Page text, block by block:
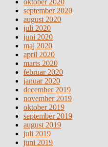
september 2020
august 2020
juli 2020
juni 2020
maj 2020
april 2020
marts 2020
februar 2020
januar 2020
december 2019
november 2019
oktober 2019
september 2019
august 2019
juli 2019
juni 2019